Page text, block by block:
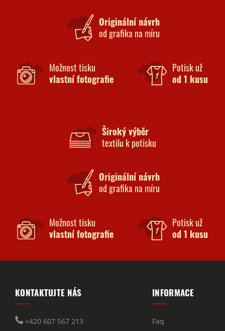
Originální návrh
od grafika na míru
Možnost tisku
vlastní fotografie
Potisk už
od 1 kusu
Široký výběr
textilu k potisku
Originální návrh
od grafika na míru
Možnost tisku
vlastní fotografie
Potisk už
od 1 kusu
KONTAKTUJTE NÁS
+420 607 567 213
INFORMACE
Faq